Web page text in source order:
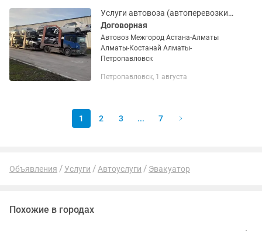
Услуги автовоза (автоперевозки) межгород
Договорная
Автовоз Межгород Астана-Алматы
Алматы-Костанай Алматы-
Петропавловск
Петропавловск, 1 августа
1 2 3 ... 7
Объявления Услуги Автоуслуги Эвакуатор
Похожие в городах